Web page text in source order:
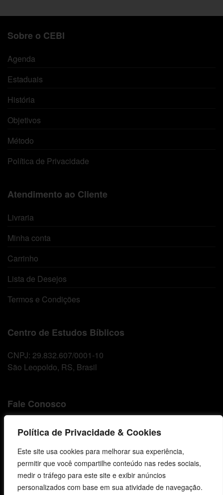
Política de Privacidade & Cookies
Este site usa cookies para melhorar sua experiência,
permitir que você compartilhe conteúdo nas redes sociais,
medir o tráfego para este site e exibir anúncios
personalizados com base em sua atividade de navegação.
Sobre o CEBI
Agenda
Estaduais
História
Objetivos
Método
Política de Privacidade
Atendimento ao Cliente
Livraria
Minha conta
Carrinho
Lista de Desejos
Termos e Condições
Centro de Estudos Bíblicos
CNPJ: 29.832.607/0001-10
São Leopoldo, RS, Brasil
Fale Conosco
E-mails
vendas@cebi.org.br
comunicacao@cebi.org.br
WhatsApp / Vendas
+55 (51) 99734-4518